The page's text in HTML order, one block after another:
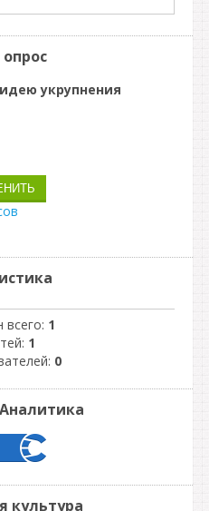
укрупнения
всего: 1
1
0
культура